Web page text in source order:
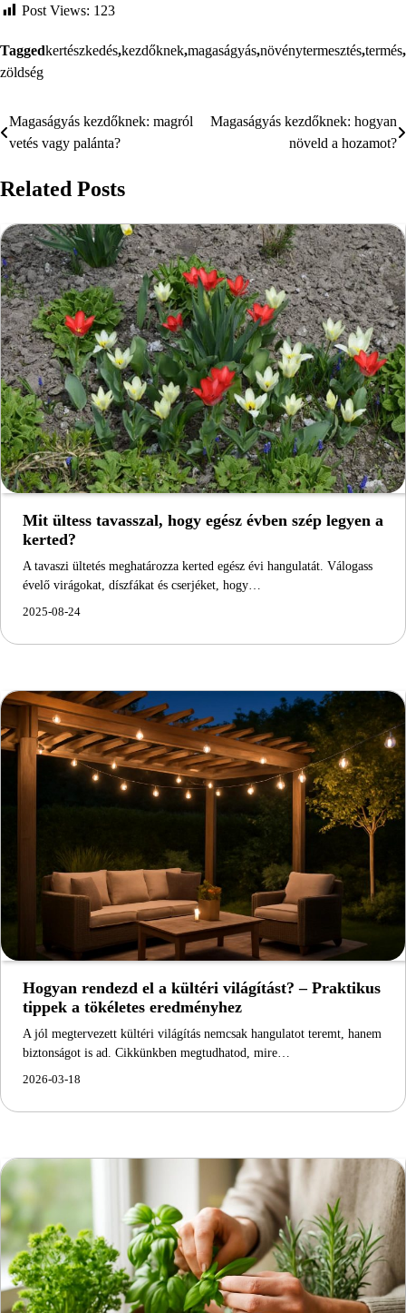
Post Views: 123
Taggedkertészkedés,kezdőknek,magaságyás,növénytermesztés,termés,
zöldség
Bejegyzés
Magaságyás kezdőknek: magról
vetés vagy palánta?
Magaságyás kezdőknek: hogyan
növeld a hozamot?
Related Posts
Mit ültess tavasszal, hogy egész évben szép legyen a
kerted?
A tavaszi ültetés meghatározza kerted egész évi hangulatát. Válogass
évelő virágokat, díszfákat és cserjéket, hogy…
2025-08-24
Hogyan rendezd el a kültéri világítást? – Praktikus
tippek a tökéletes eredményhez
A jól megtervezett kültéri világítás nemcsak hangulatot teremt, hanem
biztonságot is ad. Cikkünkben megtudhatod, mire…
2026-03-18